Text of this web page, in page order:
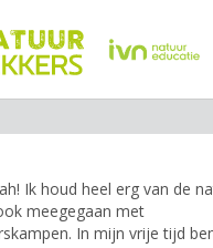
Ik houd heel erg van de
meegegaan met
In mijn vrije tijd